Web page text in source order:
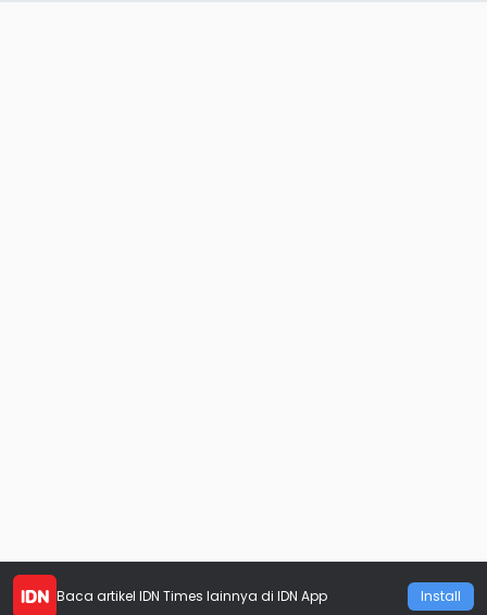
Baca artikel IDN Times lainnya di IDN App Install